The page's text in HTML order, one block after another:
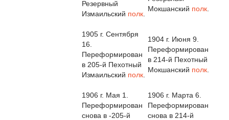
Резервный
Измаильский полк.
Мокшанский полк.
1905 г. Сентября
16.
Переформирован
в 205-й Пехотный
Измаильский полк.
1904 г. Июня 9.
Переформирован
в 214-й Пехотный
Мокшанский полк.
1906 г. Мая 1.
Переформирован
снова в -205-й
1906 г. Марта 6.
Переформирован
снова в 214-й